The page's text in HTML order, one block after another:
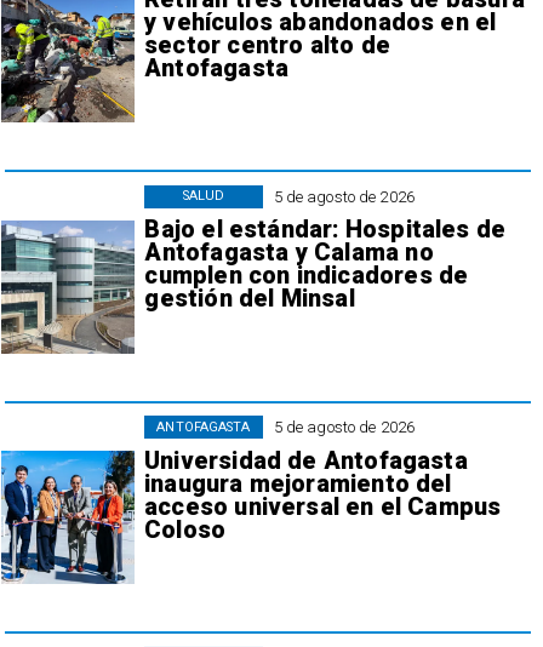
y vehículos abandonados en el
sector centro alto de
Antofagasta
5 de agosto de 2026
Bajo el estándar: Hospitales de
Antofagasta y Calama no
cumplen con indicadores de
gestión del Minsal
SALUD
5 de agosto de 2026
Universidad de Antofagasta
inaugura mejoramiento del
acceso universal en el Campus
Coloso
ANTOFAGASTA